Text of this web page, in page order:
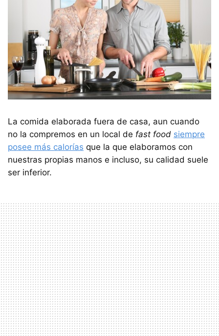
La comida elaborada fuera de casa, aun cuando
no la compremos en un local de fast food siempre
posee más calorías que la que elaboramos con
nuestras propias manos e incluso, su calidad suele
ser inferior.